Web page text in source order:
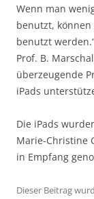
Wenn man
benutzt, können
benutzt
Prof. B.
überzeugende
iPads
Die iPads
Marie-Christine
in Empfang
Dieser Beitrag